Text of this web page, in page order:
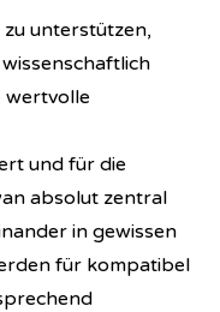
unterstützen,
wertvolle
und für die
absolut zentral
in gewissen
für kompatibel